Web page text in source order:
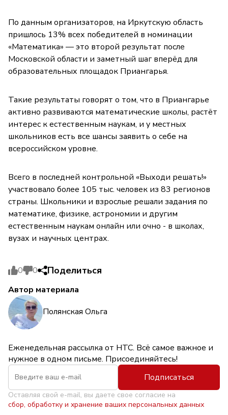
По данным организаторов, на Иркутскую область
пришлось 13% всех победителей в номинации
«Математика» — это второй результат после
Московской области и заметный шаг вперёд для
образовательных площадок Приангарья.
Такие результаты говорят о том, что в Приангарье
активно развиваются математические школы, растёт
интерес к естественным наукам, и у местных
школьников есть все шансы заявить о себе на
всероссийском уровне.
Всего в последней контрольной «Выходи решать!»
участвовало более 105 тыс. человек из 83 регионов
страны. Школьники и взрослые решали задания по
математике, физике, астрономии и другим
естественным наукам онлайн или очно - в школах,
вузах и научных центрах.
0 0 Поделиться
Автор материала
Полянская Ольга
Еженедельная рассылка от НТС. Всё самое важное и
нужное в одном письме. Присоединяйтесь!
Подписаться
Оставляя свой e-mail, вы даете свое согласие на
сбор, обработку и хранение ваших персональных данных